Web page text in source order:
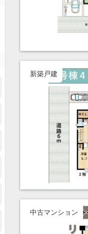
新築戸建
中古マンション